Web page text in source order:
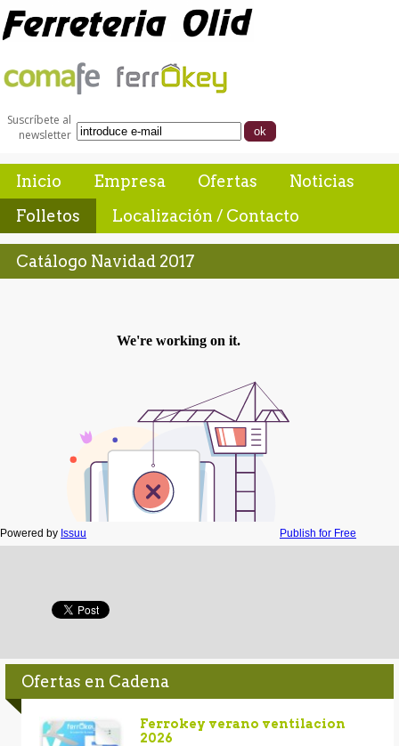
Suscríbete al
newsletter
Inicio Empresa Ofertas
Noticias
Folletos
Localización / Contacto
Catálogo Navidad 2017
Powered by Issuu Publish for Free
Ofertas en Cadena
Ferrokey verano ventilacion
2026